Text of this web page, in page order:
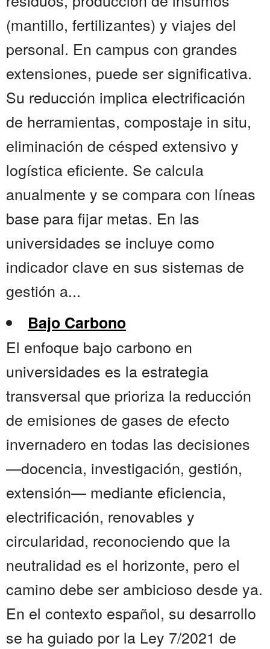
(mantillo, fertilizantes) y viajes del
personal. En campus con grandes
extensiones, puede ser significativa.
Su reducción implica electrificación
de herramientas, compostaje in situ,
eliminación de césped extensivo y
logística eficiente. Se calcula
anualmente y se compara con líneas
base para fijar metas. En las
universidades se incluye como
indicador clave en sus sistemas de
gestión a...
Bajo Carbono
El enfoque bajo carbono en
universidades es la estrategia
transversal que prioriza la reducción
de emisiones de gases de efecto
invernadero en todas las decisiones
—docencia, investigación, gestión,
extensión— mediante eficiencia,
electrificación, renovables y
circularidad, reconociendo que la
neutralidad es el horizonte, pero el
camino debe ser ambicioso desde ya.
En el contexto español, su desarrollo
se ha guiado por la Ley 7/2021 de